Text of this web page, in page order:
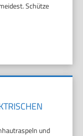
Schütze
und